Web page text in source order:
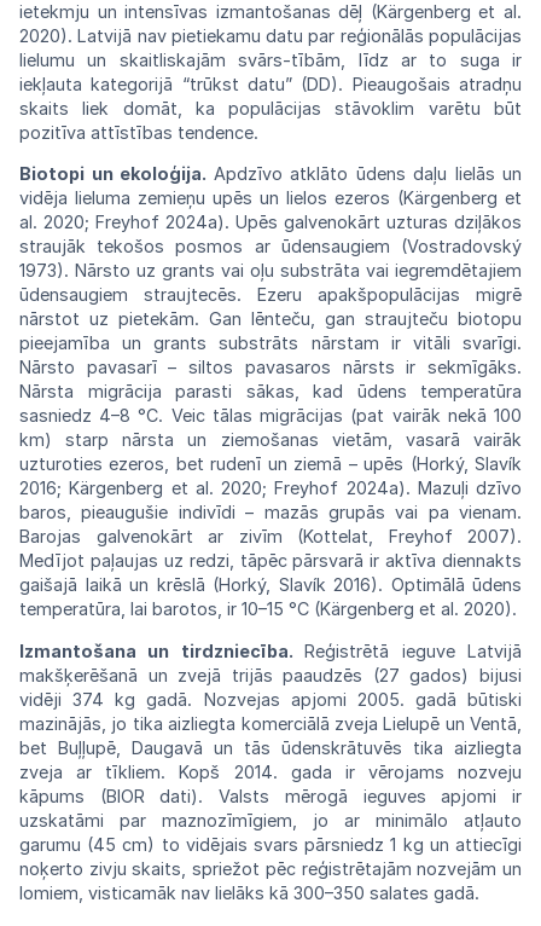
ietekmju un intensīvas izmantošanasdēļ (Kärgenberg et al.
2020). Latvijā nav pietiekamu datu par reģionālāspopulācijas
lielumu
un skaitliskajām svārs-tībām, līdz ar to suga ir
iekļauta kategorijā “trūkst datu” (DD). Pieaugošais atradņu
skaits liek domāt, kapopulācijas stāvoklim varētu būt
pozitīva attīstības tendence.
Biotopi un ekoloģija. Apdzīvo atklāto ūdens daļu lielās un
vidēja lieluma zemieņu upēs un lielos ezeros (Kärgenberg et
al. 2020; Freyhof 2024a). Upēs galvenokārt uzturas dziļākos
straujāk tekošos posmos ar ūdensaugiem (Vostradovský
1973). Nārsto uz grants vai oļu substrāta vai iegremdētajiem
ūdensaugiem straujtecēs. Ezeru apakšpopulācijas migrē
nārstot uz pietekām. Gan lēnteču, gan straujteču biotopu
pieejamība ungrantssubstrāts nārstam ir vitāli svarīgi.
Nārsto pavasarī – siltos pavasaros nārsts ir sekmīgāks.
Nārsta migrācija parasti sākas, kad ūdens
temperatūra
sasniedz 4–8 °C. Veic tālas migrācijas (pat vairāk nekā 100
km) starp nārstaun ziemošanas vietām, vasarā vairāk
uzturotiesezeros, bet rudenī un ziemā – upēs (Horký,Slavík
2016; Kärgenberg et al. 2020; Freyhof 2024a). Mazuļi dzīvo
baros,pieaugušie indivīdi – mazās grupās vai pa vienam.
Barojas galvenokārt ar zivīm (Kottelat, Freyhof
2007).
Medījot paļaujas uz redzi, tāpēc pārsvarāiraktīva diennakts
gaišajā laikā un krēslā (Horký, Slavík 2016). Optimālā ūdens
temperatūra, lai barotos, ir 10–15 °C (Kärgenberg et al. 2020).
Izmantošana un tirdzniecība.Reģistrētā ieguve Latvijā
makšķerēšanā un zvejā trijāspaaudzēs (27 gados) bijusi
vidēji 374kggadā. Nozvejas apjomi 2005. gadā būtiski
mazinājās, jo tika aizliegta komerciālā zveja Lielupē un Ventā,
bet Buļļupē, Daugavā un tās ūdenskrātuvēs tika aizliegta
zvejaar tīkliem. Kopš 2014. gada ir vērojams nozveju
kāpums (BIOR dati).Valsts mērogā ieguvesapjomi
ir
uzskatāmi par maznozīmīgiem, jo ar minimālo atļauto
garumu (45 cm) to vidējais svars pārsniedz 1 kg un attiecīgi
noķerto zivju skaits, spriežot pēc reģistrētajāmnozvejām un
lomiem, visticamāk nav lielāks kā 300–350 salates gadā.